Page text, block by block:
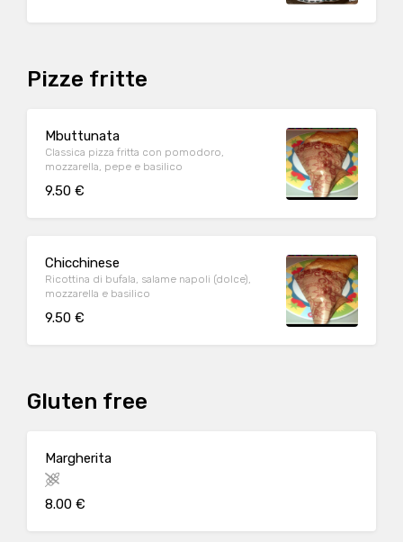
Pizze fritte
Mbuttunata
Classica pizza fritta con pomodoro,
mozzarella, pepe e basilico
9.50 €
Chicchinese
Ricottina di bufala, salame napoli (dolce),
mozzarella e basilico
9.50 €
Gluten free
Margherita
8.00 €